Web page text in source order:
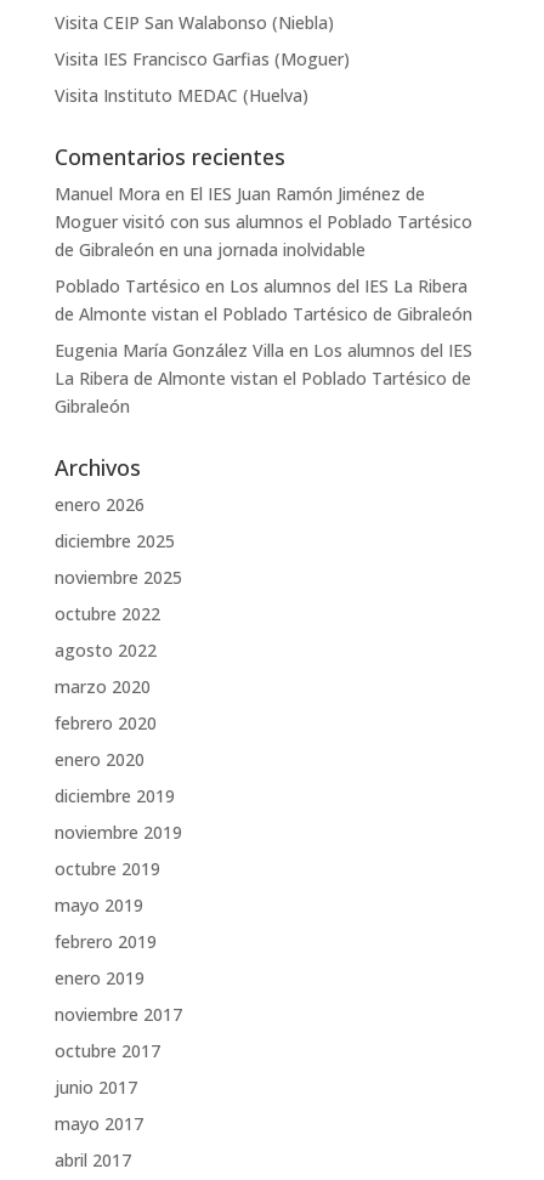
Visita CEIP San Walabonso (Niebla)
Visita IES Francisco Garfias (Moguer)
Visita Instituto MEDAC (Huelva)
Comentarios recientes
Manuel Mora en El IES Juan Ramón Jiménez de
Moguer visitó con sus alumnos el Poblado Tartésico
de Gibraleón en una jornada inolvidable
Poblado Tartésico en Los alumnos del IES La Ribera
de Almonte vistan el Poblado Tartésico de Gibraleón
Eugenia María González Villa en Los alumnos del IES
La Ribera de Almonte vistan el Poblado Tartésico de
Gibraleón
Archivos
enero 2026
diciembre 2025
noviembre 2025
octubre 2022
agosto 2022
marzo 2020
febrero 2020
enero 2020
diciembre 2019
noviembre 2019
octubre 2019
mayo 2019
febrero 2019
enero 2019
noviembre 2017
octubre 2017
junio 2017
mayo 2017
abril 2017